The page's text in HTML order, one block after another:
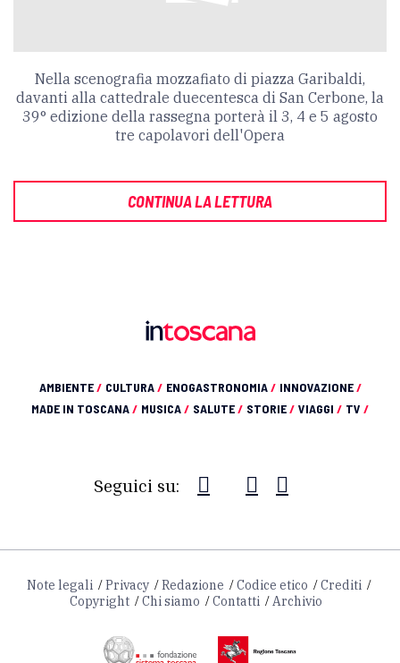
Nella scenografia mozzafiato di piazza Garibaldi,
davanti alla cattedrale duecentesca di San Cerbone, la
39° edizione della rassegna porterà il 3, 4 e 5 agosto
tre capolavori dell'Opera
CONTINUA LA LETTURA
AMBIENTE/ CULTURA/ ENOGASTRONOMIA/ INNOVAZIONE/
MADE IN TOSCANA/ MUSICA/ SALUTE/ STORIE/ VIAGGI / TV /
Seguici su:
Note legali Privacy Redazione Codice etico
Crediti
Copyright
Chi siamo Contatti Archivio